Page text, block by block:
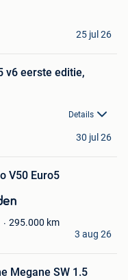
25 jul 26
v6 eerste editie,
Details
30 jul 26
V50 Euro5
295.000 km
3 aug 26
Megane SW 1.5